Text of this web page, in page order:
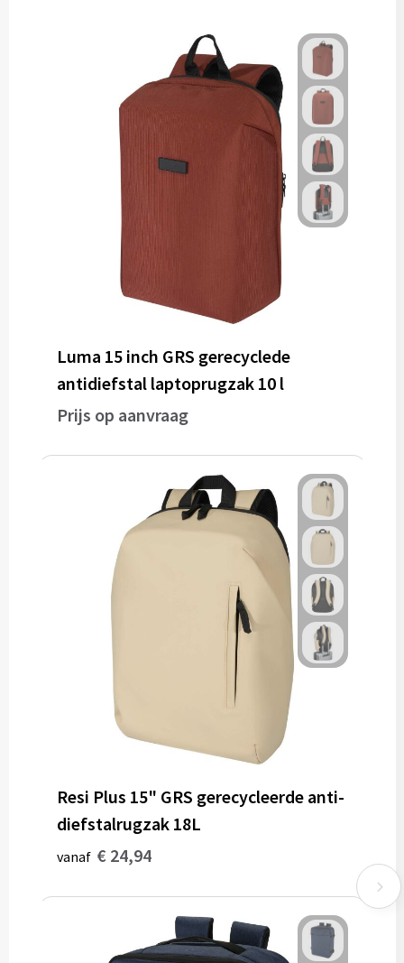
Persoonlijke verzorging
Luma 15 inch GRS gerecyclede
antidiefstal laptoprugzak 10 l
Prijs op aanvraag
Resi Plus 15" GRS gerecycleerde anti-
diefstalrugzak 18L
vanaf € 24,94